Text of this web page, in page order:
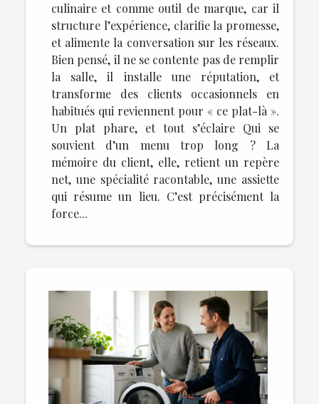
culinaire et comme outil de marque, car il
structure l’expérience, clarifie la promesse,
et alimente la conversation sur les réseaux.
Bien pensé, il ne se contente pas de remplir
la salle, il installe une réputation, et
transforme des clients occasionnels en
habitués qui reviennent pour « ce plat-là ».
Un plat phare, et tout s’éclaire Qui se
souvient d’un menu trop long ? La
mémoire du client, elle, retient un repère
net, une spécialité racontable, une assiette
qui résume un lieu. C’est précisément la
force...